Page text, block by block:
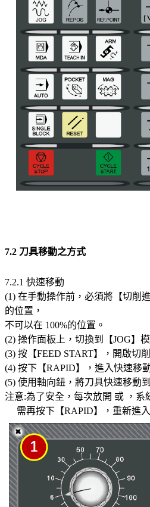
7.2 刀具移動之方式
7.2.1 快速移動
(1) 在手動操作前，必須將【切削
的位置，
不可以在 100%的位置。
(2) 操作面板上，切換到【JOG】模
(3) 按【FEED START】，開啟切
(4) 按下【RAPID】，進入快速移
(5) 使用軸向鈕，將刀具快速移動
注意:為了安全，每次放開 或 ，系
需再按下【RAPID】，重新進入